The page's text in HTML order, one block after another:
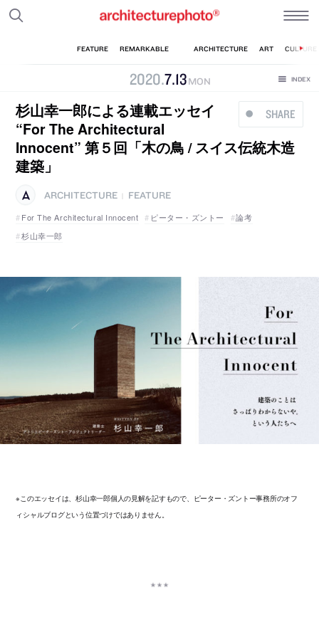
2020.7.13 MON
SHARE
杉山幸一郎による連載エッセイ
“For The Architectural
Innocent” 第５回「木の鳥 / スイス伝統木造
建築」
ARCHITECTURE
FEATURE
For The Architectural Innocent
ピーター・ズントー
論考
杉山幸一郎
※このエッセイは、杉山幸一郎個人の見解を記すもので、ピーター・ズントー事務所のオフ
ィシャルブログという位置づけではありません。